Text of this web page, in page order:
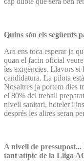
Quins són els següents
Ara ens toca esperar ja
quan el facin oficial
les exigències. Llavors si
candidatura. La pilota
Nosaltres ja portem dies
el 80% del treball
nivell sanitari, hoteler i
després les altres seran
A nivell de
tant atípic de la Lliga